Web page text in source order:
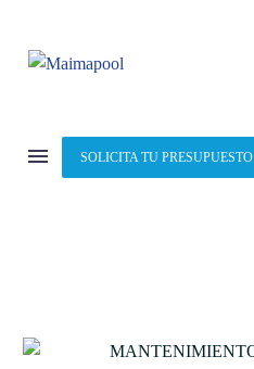
SOLICITA TU PRESUPUESTO